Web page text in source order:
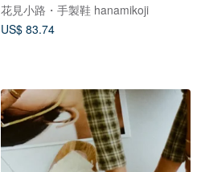
花見小路・手製鞋 hanamikoji
US$ 83.74